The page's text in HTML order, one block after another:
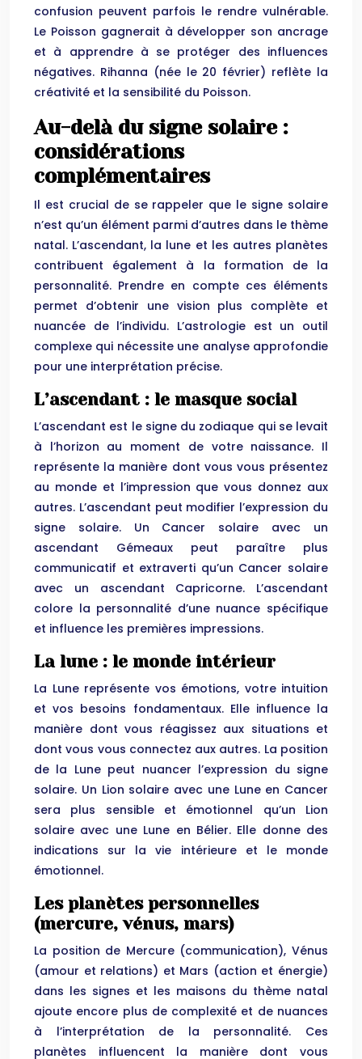
confusion peuvent parfois le rendre vulnérable.
Le Poisson gagnerait à développer son ancrage
et à apprendre à se protéger des influences
négatives. Rihanna (née le 20 février) reflète la
créativité et la sensibilité du Poisson.
Au-delà du signe solaire :
considérations
complémentaires
Il est crucial de se rappeler que le signe solaire
n’est qu’un élément parmi d’autres dans le thème
natal. L’ascendant, la lune et les autres planètes
contribuent également à la formation de la
personnalité. Prendre en compte ces éléments
permet d’obtenir une vision plus complète et
nuancée de l’individu. L’astrologie est un outil
complexe qui nécessite une analyse approfondie
pour une interprétation précise.
L’ascendant : le masque social
L’ascendant est le signe du zodiaque qui se levait
à l’horizon au moment de votre naissance. Il
représente la manière dont vous vous présentez
au monde et l’impression que vous donnez aux
autres. L’ascendant peut modifier l’expression du
signe solaire. Un Cancer solaire avec un
ascendant Gémeaux peut paraître plus
communicatif et extraverti qu’un Cancer solaire
avec un ascendant Capricorne. L’ascendant
colore la personnalité d’une nuance spécifique
et influence les premières impressions.
La lune : le monde intérieur
La Lune représente vos émotions, votre intuition
et vos besoins fondamentaux. Elle influence la
manière dont vous réagissez aux situations et
dont vous vous connectez aux autres. La position
de la Lune peut nuancer l’expression du signe
solaire. Un Lion solaire avec une Lune en Cancer
sera plus sensible et émotionnel qu’un Lion
solaire avec une Lune en Bélier. Elle donne des
indications sur la vie intérieure et le monde
émotionnel.
Les planètes personnelles
(mercure, vénus, mars)
La position de Mercure (communication), Vénus
(amour et relations) et Mars (action et énergie)
dans les signes et les maisons du thème natal
ajoute encore plus de complexité et de nuances
à l’interprétation de la personnalité. Ces
planètes influencent la manière dont vous